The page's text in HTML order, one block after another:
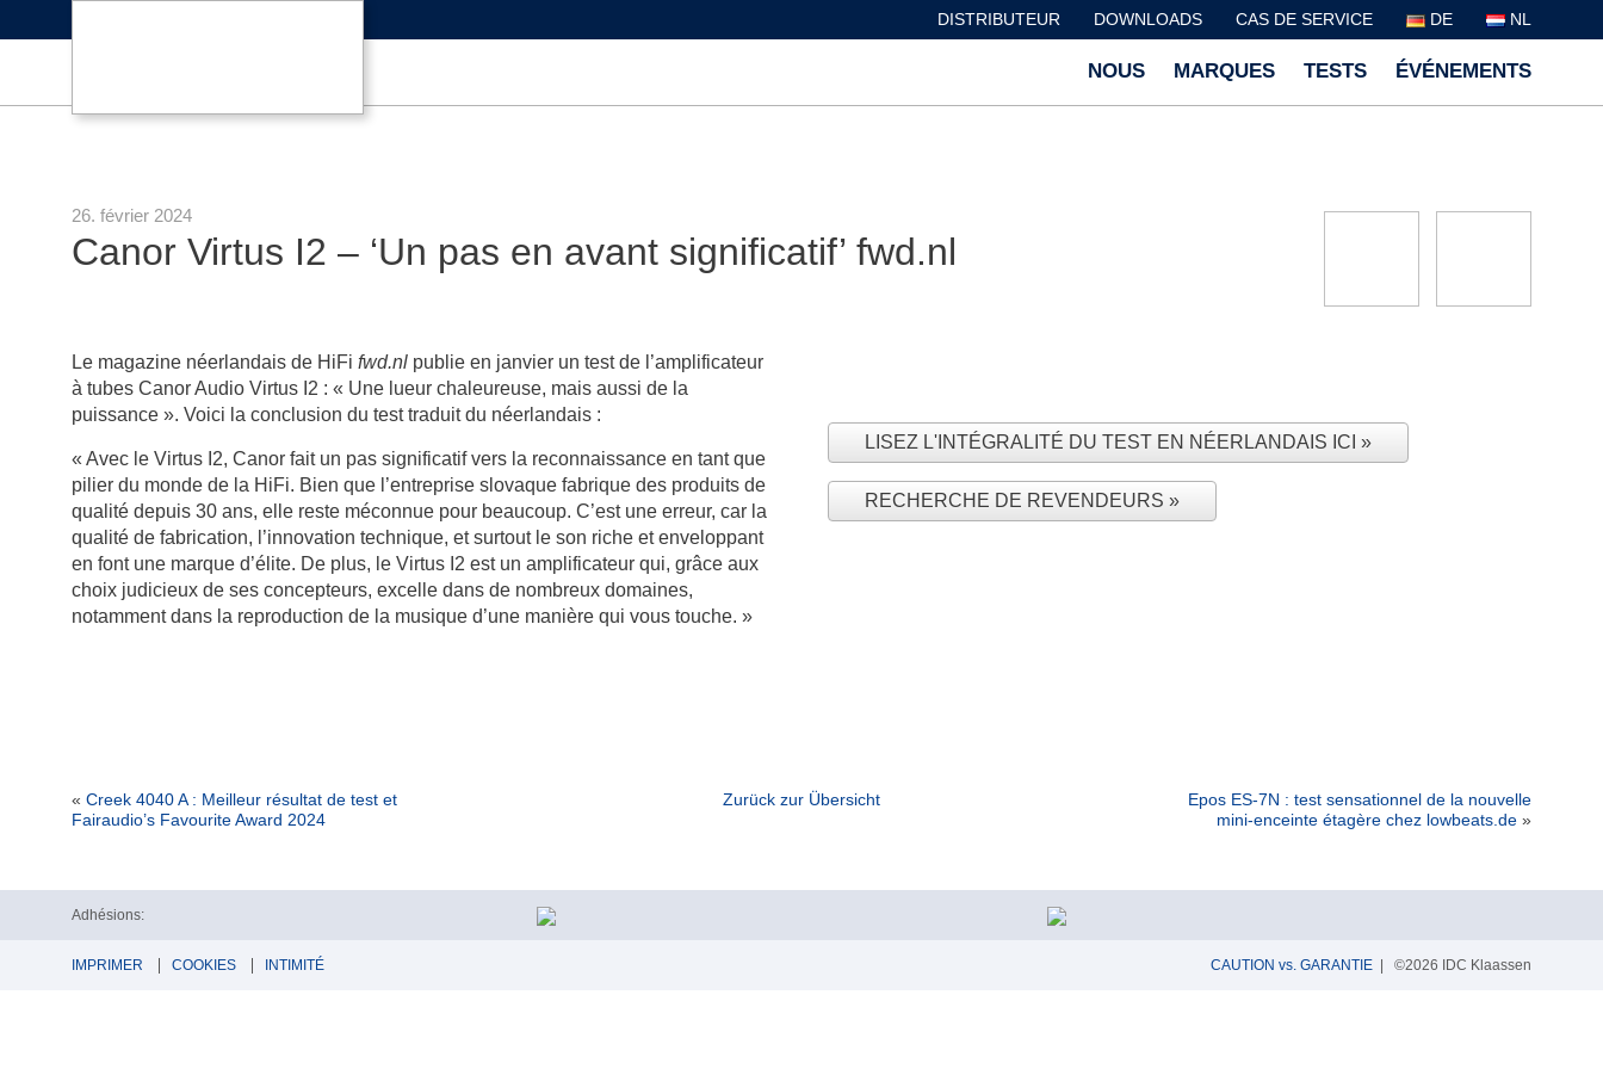
DISTRIBUTEUR DOWNLOADS CAS DE SERVICE DE NL
NOUS MARQUES TESTS ÉVÉNEMENTS
26. février 2024
Canor Virtus I2 – ‘Un pas en avant significatif’ fwd.nl
Le magazine néerlandais de HiFi fwd.nl publie en janvier un test de l’amplificateur
à tubes Canor Audio Virtus I2 : « Une lueur chaleureuse, mais aussi de la
puissance ». Voici la conclusion du test traduit du néerlandais :
« Avec le Virtus I2, Canor fait un pas significatif vers la reconnaissance en tant que
pilier du monde de la HiFi. Bien que l’entreprise slovaque fabrique des produits de
qualité depuis 30 ans, elle reste méconnue pour beaucoup. C’est une erreur, car la
qualité de fabrication, l’innovation technique, et surtout le son riche et enveloppant
en font une marque d’élite. De plus, le Virtus I2 est un amplificateur qui, grâce aux
choix judicieux de ses concepteurs, excelle dans de nombreux domaines,
notamment dans la reproduction de la musique d’une manière qui vous touche. »
LISEZ L'INTÉGRALITÉ DU TEST EN NÉERLANDAIS ICI
RECHERCHE DE REVENDEURS
« Creek 4040 A : Meilleur résultat de test et
Fairaudio’s Favourite Award 2024
Zurück zur Übersicht
Epos ES-7N : test sensationnel de la nouvelle
mini-enceinte étagère chez lowbeats.de »
Adhésions:
IMPRIMER COOKIES INTIMITÉ CAUTION vs. GARANTIE | ©2026 IDC Klaassen